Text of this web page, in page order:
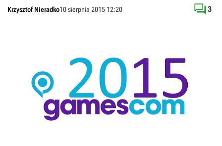
Krzysztof Nieradko10 sierpnia 2015 12:20 3